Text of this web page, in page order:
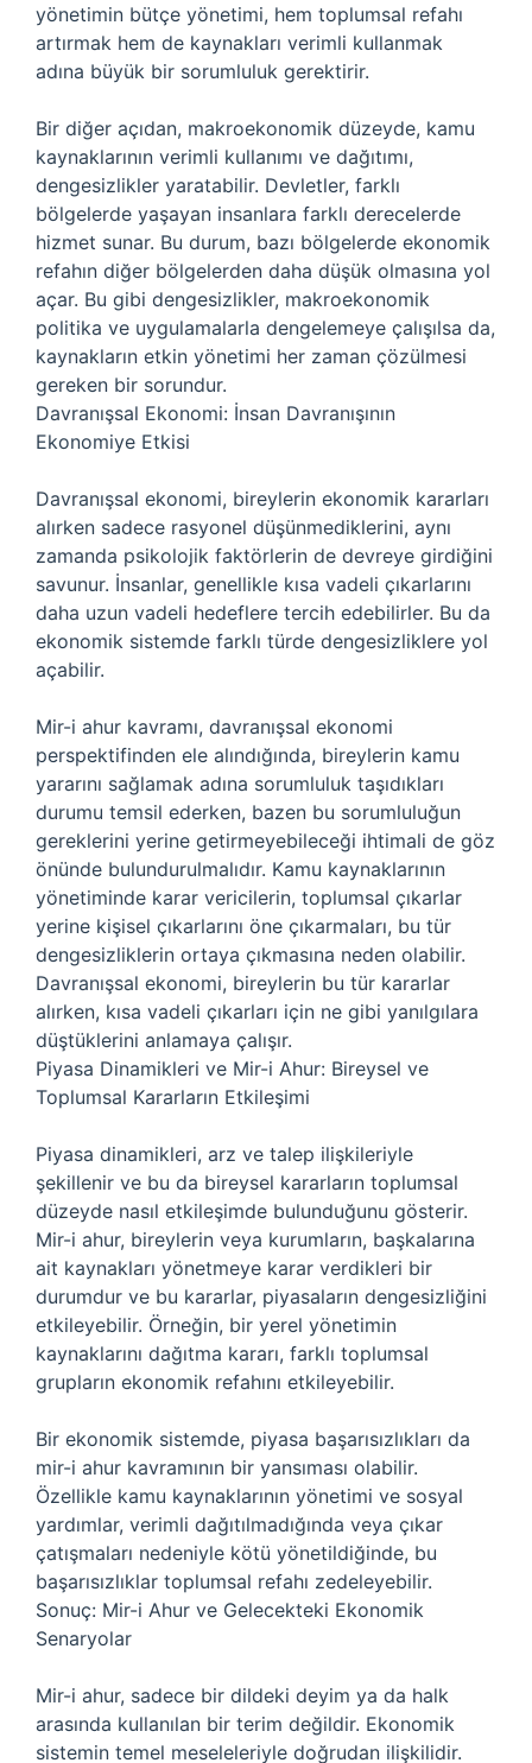
yönetimin bütçe yönetimi, hem toplumsal refahı
artırmak hem de kaynakları verimli kullanmak
adına büyük bir sorumluluk gerektirir.
Bir diğer açıdan, makroekonomik düzeyde, kamu
kaynaklarının verimli kullanımı ve dağıtımı,
dengesizlikler yaratabilir. Devletler, farklı
bölgelerde yaşayan insanlara farklı derecelerde
hizmet sunar. Bu durum, bazı bölgelerde ekonomik
refahın diğer bölgelerden daha düşük olmasına yol
açar. Bu gibi dengesizlikler, makroekonomik
politika ve uygulamalarla dengelemeye çalışılsa da,
kaynakların etkin yönetimi her zaman çözülmesi
gereken bir sorundur.
Davranışsal Ekonomi: İnsan Davranışının
Ekonomiye Etkisi
Davranışsal ekonomi, bireylerin ekonomik kararları
alırken sadece rasyonel düşünmediklerini, aynı
zamanda psikolojik faktörlerin de devreye girdiğini
savunur. İnsanlar, genellikle kısa vadeli çıkarlarını
daha uzun vadeli hedeflere tercih edebilirler. Bu da
ekonomik sistemde farklı türde dengesizliklere yol
açabilir.
Mir-i ahur kavramı, davranışsal ekonomi
perspektifinden ele alındığında, bireylerin kamu
yararını sağlamak adına sorumluluk taşıdıkları
durumu temsil ederken, bazen bu sorumluluğun
gereklerini yerine getirmeyebileceği ihtimali de göz
önünde bulundurulmalıdır. Kamu kaynaklarının
yönetiminde karar vericilerin, toplumsal çıkarlar
yerine kişisel çıkarlarını öne çıkarmaları, bu tür
dengesizliklerin ortaya çıkmasına neden olabilir.
Davranışsal ekonomi, bireylerin bu tür kararlar
alırken, kısa vadeli çıkarları için ne gibi yanılgılara
düştüklerini anlamaya çalışır.
Piyasa Dinamikleri ve Mir-i Ahur: Bireysel ve
Toplumsal Kararların Etkileşimi
Piyasa dinamikleri, arz ve talep ilişkileriyle
şekillenir ve bu da bireysel kararların toplumsal
düzeyde nasıl etkileşimde bulunduğunu gösterir.
Mir-i ahur, bireylerin veya kurumların, başkalarına
ait kaynakları yönetmeye karar verdikleri bir
durumdur ve bu kararlar, piyasaların dengesizliğini
etkileyebilir. Örneğin, bir yerel yönetimin
kaynaklarını dağıtma kararı, farklı toplumsal
grupların ekonomik refahını etkileyebilir.
Bir ekonomik sistemde, piyasa başarısızlıkları da
mir-i ahur kavramının bir yansıması olabilir.
Özellikle kamu kaynaklarının yönetimi ve sosyal
yardımlar, verimli dağıtılmadığında veya çıkar
çatışmaları nedeniyle kötü yönetildiğinde, bu
başarısızlıklar toplumsal refahı zedeleyebilir.
Sonuç: Mir-i Ahur ve Gelecekteki Ekonomik
Senaryolar
Mir-i ahur, sadece bir dildeki deyim ya da halk
arasında kullanılan bir terim değildir. Ekonomik
sistemin temel meseleleriyle doğrudan ilişkilidir.